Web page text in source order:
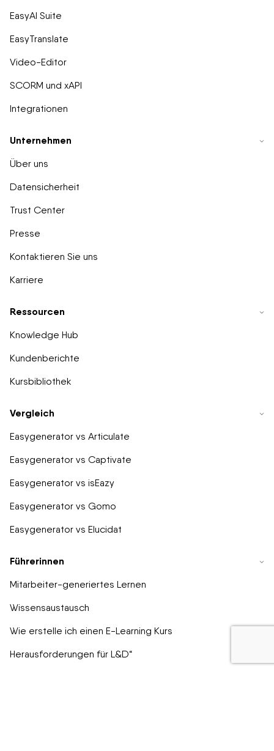
EasyAI Suite
EasyTranslate
Video-Editor
SCORM und xAPI
Integrationen
Unternehmen
Über uns
Datensicherheit
Trust Center
Presse
Kontaktieren Sie uns
Karriere
Ressourcen
Knowledge Hub
Kundenberichte
Kursbibliothek
Vergleich
Easygenerator vs Articulate
Easygenerator vs Captivate
Easygenerator vs isEazy
Easygenerator vs Gomo
Easygenerator vs Elucidat
Führerinnen
Mitarbeiter-generiertes Lernen
Wissensaustausch
Wie erstelle ich einen E-Learning Kurs
Herausforderungen für L&D“